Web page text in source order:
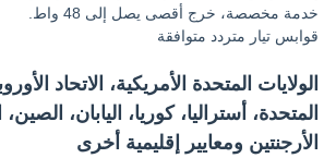
خدمة مخصصة، خرج أقصى يصل إلى 48 واط.
قوابس تيار متردد متوافقة
الولايات المتحدة الأمريكية، الاتحاد
المتحدة، أستراليا، كوريا، اليابان، الصين،
الأرجنتين ومعايير إقليمية أخرى